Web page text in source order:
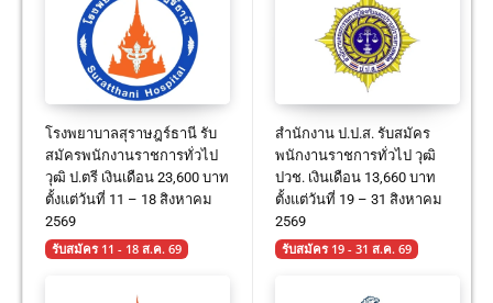
โรงพยาบาลสุราษฎร์ธานี รับ
สมัครพนักงานราชการทั่วไป
วุฒิ ป.ตรี เงินเดือน 23,600 บาท
ตั้งแต่วันที่ 11 – 18 สิงหาคม
2569
รับสมัคร 11 - 18 ส.ค. 69
สำนักงาน ป.ป.ส. รับสมัคร
พนักงานราชการทั่วไป วุฒิ
ปวช. เงินเดือน 13,660 บาท
ตั้งแต่วันที่ 19 – 31 สิงหาคม
2569
รับสมัคร 19 - 31 ส.ค. 69